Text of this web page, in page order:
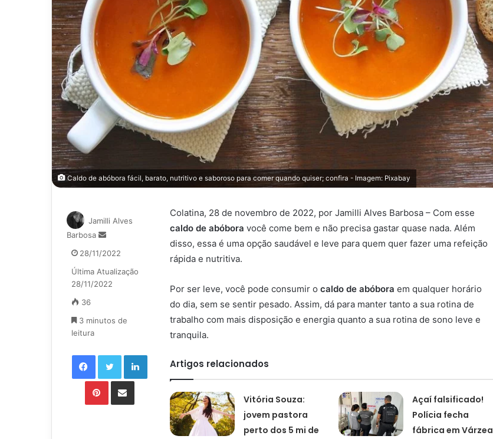
Caldo de abóbora fácil, barato, nutritivo e saboroso para comer quando quiser; confira - Imagem: Pixabay
Colatina, 28 de novembro de 2022, por Jamilli Alves Barbosa – Com esse
caldo de abóbora você come bem e não precisa gastar quase nada. Além
disso, essa é uma opção saudável e leve para quem quer fazer uma refeição
rápida e nutritiva.
Por ser leve, você pode consumir o caldo de abóbora em qualquer horário
do dia, sem se sentir pesado. Assim, dá para manter tanto a sua rotina de
trabalho com mais disposição e energia quanto a sua rotina de sono leve e
tranquila.
Artigos relacionados
Vitória Souza:
jovem pastora
perto dos 5 mi de
Açaí falsificado!
Polícia fecha
fábrica em Várzea
Jamilli Alves
Barbosa
Mande
e-
mail
28/11/2022
Última Atualização
28/11/2022
36
3 minutos de
leitura
FacebookTwitterLinkedin
PinterestCompartilhar via e-mail